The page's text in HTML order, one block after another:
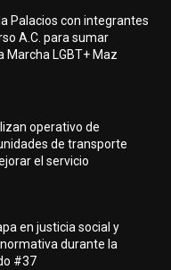
Palacios con integrantes
A.C. para sumar
Marcha LGBT+ Maz
operativo de
de transporte
el servicio
en justicia social y
durante la
#37